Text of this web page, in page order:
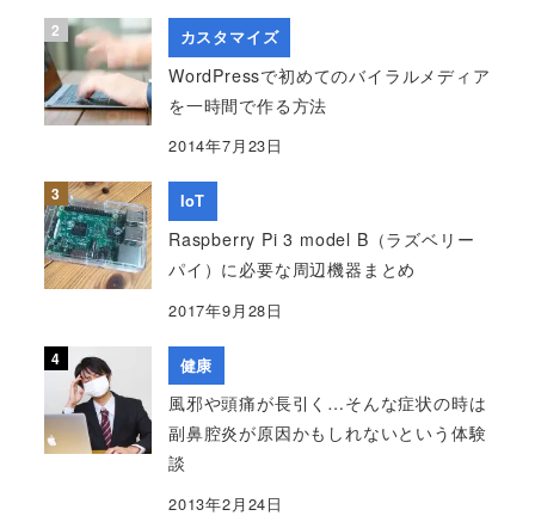
カスタマイズ
WordPressで初めてのバイラルメディア
を一時間で作る方法
2014年7月23日
IoT
Raspberry Pi 3 model B（ラズベリー
パイ）に必要な周辺機器まとめ
2017年9月28日
健康
風邪や頭痛が長引く…そんな症状の時は
副鼻腔炎が原因かもしれないという体験
談
2013年2月24日